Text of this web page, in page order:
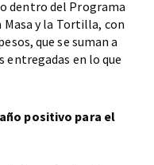
dentro del Programa
y la Tortilla, con
que se suman a
entregadas en lo que
positivo para el